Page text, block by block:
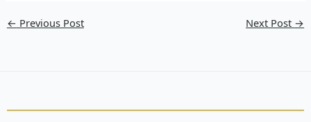
← Previous Post Next Post →